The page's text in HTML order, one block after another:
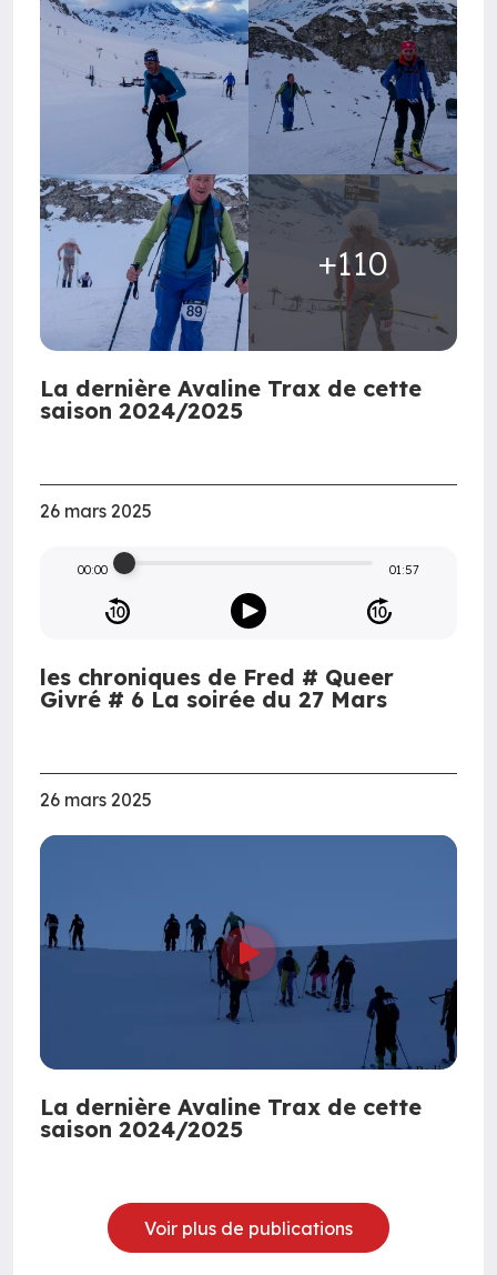
+110
La dernière Avaline Trax de cette
saison 2024/2025
26 mars 2025
00:00 01:57
les chroniques de Fred # Queer
Givré # 6 La soirée du 27 Mars
26 mars 2025
La dernière Avaline Trax de cette
saison 2024/2025
Voir plus de publications